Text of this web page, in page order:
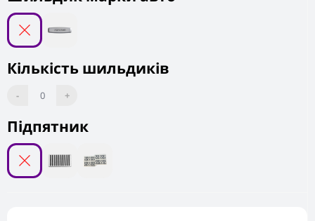
Підпятник
Кількість шильдиків
- 0 +